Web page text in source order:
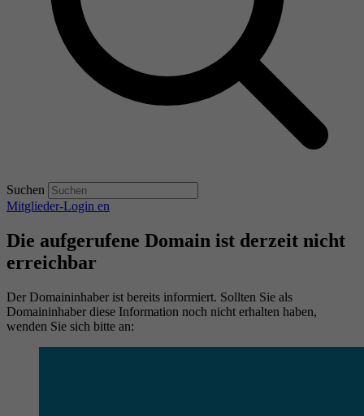
Suchen
Mitglieder-Login en
Die aufgerufene Domain ist derzeit nicht
erreichbar
Der Domaininhaber ist bereits informiert. Sollten Sie als
Domaininhaber diese Information noch nicht erhalten haben,
wenden Sie sich bitte an: